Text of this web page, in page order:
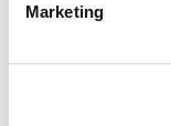
Marketing